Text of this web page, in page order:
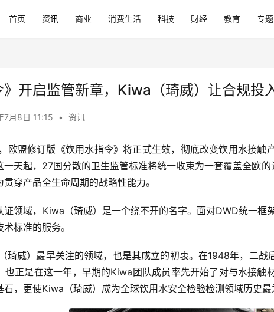
首页 资讯 商业 消费生活 科技 财经 教育 专题
》开启监管新章，Kiwa（琦威）让合规投
7月8日 11:15 • 资讯
欧盟修订版《饮用水指令》将正式生效，彻底改变饮用水接
一天起，27国分散的卫生监管标准将统一收束为一套覆盖全欧
穿产品全生命周期的战略性能力。
证领域，Kiwa（琦威）是一个绕不开的名字。面对DWD统一
标准的服务。
琦威）最早关注的领域，也是其成立的初衷。在1948年，二
也正是在这一年，早期的Kiwa团队成员率先开始了对与水接
，更使Kiwa（琦威）成为全球饮用水安全检验检测领域历史最